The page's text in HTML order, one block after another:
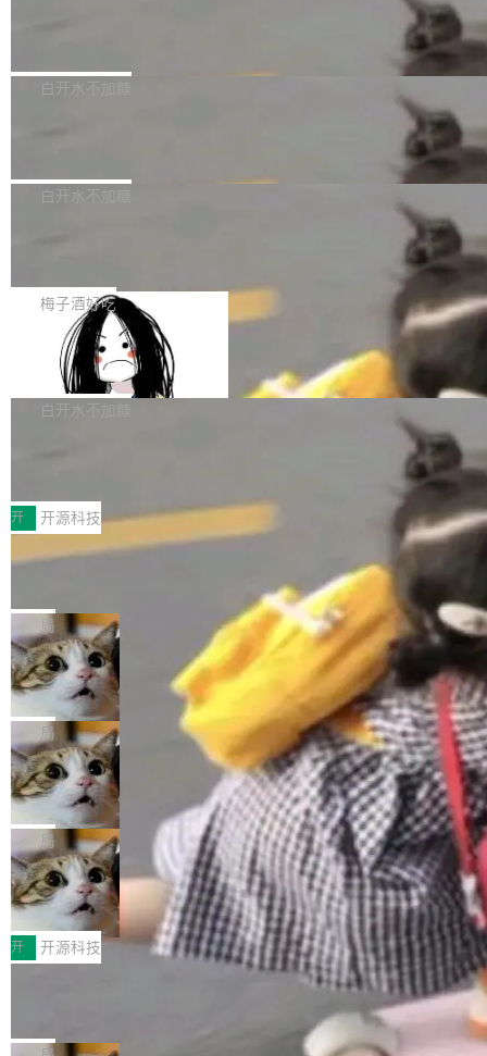
员工参与设立的专项资产管理计划。其中，Dee
获配9...
一个回归问题，该问题导致拉取镜像时会拒绝包
题，该问题可能导致在旧版 Linux 内核...
e 孵化器项目管理委员会（IPMC）投票中获得
P）！这一里程碑不仅标志着 Fluss 迈入新的发
白开水不加糖
长期停止内容更新，未能实现其作为“AI版维基百
提交的编辑请求也长期处于待处理状态。 Groki
pedia 于去年底上线，定位为由人工智能生成内
容的百科平台，被马斯克视为传统众包百科网站
维基百科的替代方案。Lawfare 调查发现，无论
热门页面还是低关注度页面，均未出现近期更
白开水不加糖
是这样的：配 MessageSource 的 Bean、写 R
eloadableResourceBundleMessageSource、
声明 LocaleResolver、注册 LocaleChangeInt
erceptor…五六步之后才能看到第一行翻译文
本。 Solon 换了个方式。整个 i18n 模块围绕三
梅子酒好吃
Apache Doris 4.1 全面增强 Iceberg：
支持 UPDATE、MERGE INTO 与 Iceb
erg V3
Apache Doris 4.1 要补齐的，正是缺失的那一
半。在已有查询能力的基础上，Doris 进一步支
常维护操作，并完整支持 Iceberg V3 格式。
白开水不加糖
村国家自主创新示范区会议中心开幕。本届大会
由中关村智联软件服务业质量创新联盟主办，以
“智构可信·质创未来——AI原生时代的质量新范
式”为主题，直面AI从实验室走向规模化产业落地
的核心质量命题。会上，《2026智能研发生产力
工具选型手册》发布，Testin云测的Testin XAge
nt智能测试系统入选AI测试领域代表产品。对CI
O而言，这提示了一个转变：AI测试正在从效率
工具升级为企业的质量基础设施。 CIO面对的新
现实 过去两年，CIO们的焦虑清单上多了两项：
一是如何让大模型和智能体应用安全地从PoC走
向生产，二是如何让测试团队跟得上AI应用...
开 开源科技
让非法状态不可表示：一篇关于 ADT
有一种东西，一旦用过就回不去了。Alex Fedos
eev 管它叫"软件设计的基石"。 他说的东西不新
鲜——代数数据类型（ADT），尤其是和类型
（sum type）。但他说清楚了一件事：这不是类
型系统的学术体操，是日常编码的思维方式。 文
章从一个简单的例子切入。一个网站的深色主题
设置，如果用布尔值 + 可空字段来表示——bool
ean 表示是否可切换，nullable 的默认模式、浅
色方案、深色方案——会产生大量无意义的组
合。方案缺了、配置冲突了、全 null 了。要知道
哪些组合有效，作者说，你得靠"文档、校验、或
者部落知识"。 换个写法。Rust 的 enum，两个
变体：Switchable...
局
Cloudflare 开源内部企业 AI 平台 Clou
dflare OS
Cloudflare 发布了一个开源项目 Cloudflare O
S。如果你只看官方博客，你会觉得这是又一
个"AI 知识库 + 聊天机器人"——每个大厂都在
做，没什么新鲜的。 但 Kenton Varda 在 Twitte
r 上把事情说清楚了： 今天我们发布了 Cloudfla
re OS，一个带连接器的聊天机器人，跟其他所
有科技公司做的一样。只不过，实际上它不一
样。这是 Sandstorm.io 的重制版，我十年前的
那个创业公司。不同的是，这次它构建在 Cloudf
lare Workers 上——我花了九年时间搭建的平台
——并且深度集成了 AI。这基本上是我十年秘密
局
Deno 团队开源 Celld，可自托管的分
布式 Durable Objects
Ryan Dahl 领导的 Deno 团队推出了最新开源项
目 Celld，一个能在自己机器上运行 Cloudflare
Workers 和 Durable Objects 的守护进程。 设
计思路很直接：每个对象是一个独立的 SQLite
数据库，按名称寻址，复制到你自己的 S3 兼容
存储库里。节点之间只通过这个存储库协调——
没有控制平面，没有共识协议。每个对象自带一
个小型数据库，应用天然按分片构建，单个数据
库的竞争和爆炸半径问题在设计层面就被消除
了。 闲置的 cell 会休眠到几乎不占资源。当 cel
局
鲁大师7月新机性能/流畅/AI榜：vivo夺
性能、流畅双第一，三星Galaxy Z系列
新折叠缺席
2026年7月的手机市场，由于存储等硬件成本暴
增，手机厂商的日子也不好过啊，新机速度明显
放缓，因此硝烟味淡了许多。新机参数规格除开
Fold8 / Z Flip8）外，其余要么是中低端机器，
例如iQOO Z11i、REDMI Note 17、REDMI No
开 开源科技
Zed 编辑器团队发布了新项目——DeltaDB，一
个在 git commit 之间记录每一次编辑操作的版